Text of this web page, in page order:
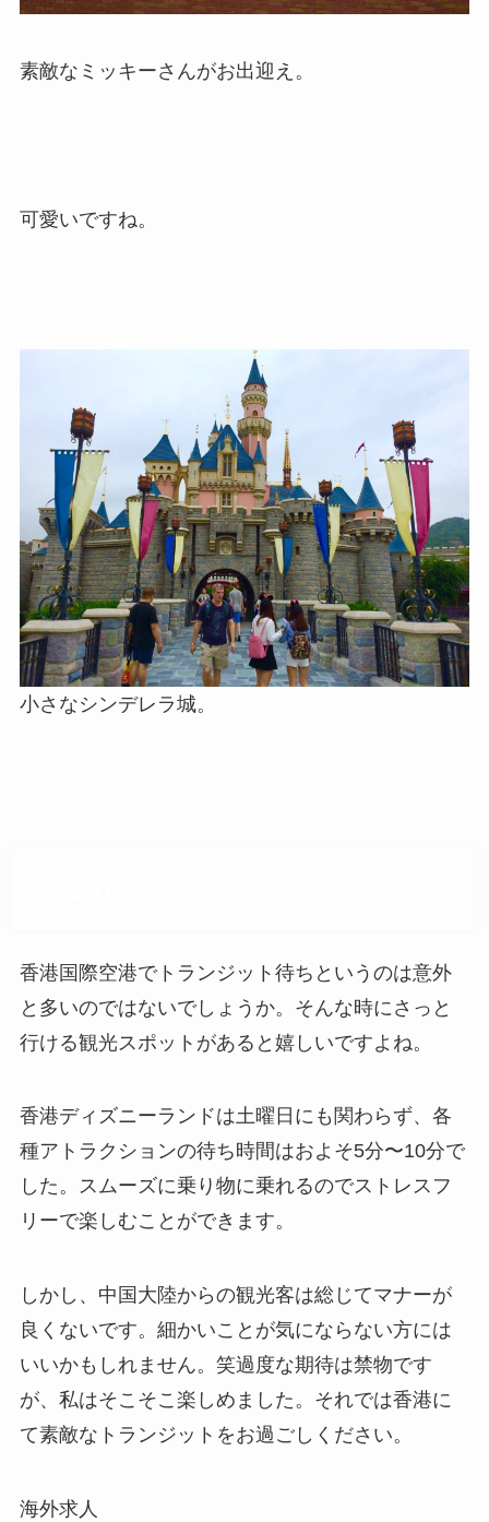
素敵なミッキーさんがお出迎え。
可愛いですね。
小さなシンデレラ城。
香港国際空港でトランジット待ちというのは意外
と多いのではないでしょうか。そんな時にさっと
行ける観光スポットがあると嬉しいですよね。
香港ディズニーランドは土曜日にも関わらず、各
種アトラクションの待ち時間はおよそ5分〜10分で
した。スムーズに乗り物に乗れるのでストレスフ
リーで楽しむことができます。
しかし、中国大陸からの観光客は総じてマナーが
良くないです。細かいことが気にならない方には
いいかもしれません。笑過度な期待は禁物です
が、私はそこそこ楽しめました。 それでは香港に
て素敵なトランジットをお過ごしください。
海外求人